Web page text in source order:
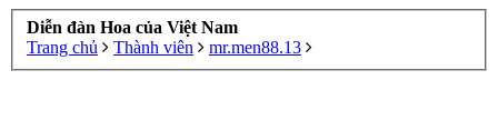
Diễn đàn Hoa của Việt Nam
Trang chủ
Thành viên mr.men88.13